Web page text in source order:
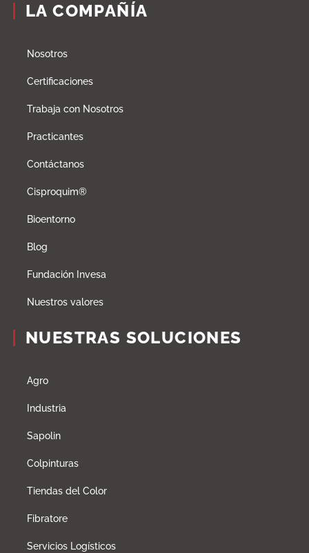
LA COMPAÑÍA
Nosotros
Certificaciones
Trabaja con Nosotros
Practicantes
Contáctanos
Cisproquim®
Bioentorno
Blog
Fundación Invesa
Nuestros valores
NUESTRAS SOLUCIONES
Agro
Industria
Sapolin
Colpinturas
Tiendas del Color
Fibratore
Servicios Logísticos